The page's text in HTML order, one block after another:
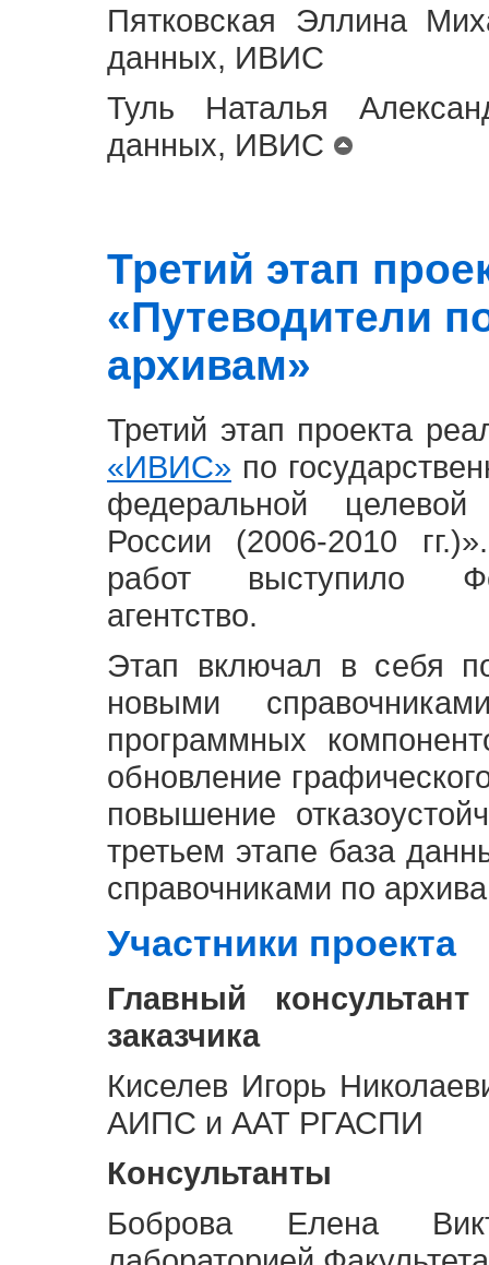
Пятковская Эллина
данных, ИВИС
Туль Наталья
данных, ИВИС
Третий этап
«Путеводители
архивам»
Третий этап проекта
«ИВИС» по
федеральной
России (2006-2010
работ выступило
агентство.
Этап включал в себя
новыми
программных
обновление
повышение
третьем этапе база
справочниками по
Участники проекта
Главный
заказчика
Киселев Игорь
АИПС и ААТ РГАСПИ
Консультанты
Боброва Елена